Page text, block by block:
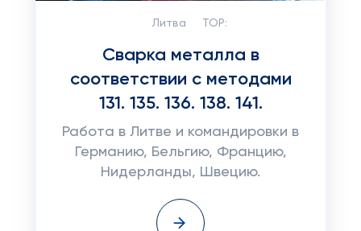
Литва TOP:
Сварка металла в
соответствии с методами
131. 135. 136. 138. 141.
Работа в Литве и командировки в
Германию, Бельгию, Францию,
Нидерланды, Швецию.